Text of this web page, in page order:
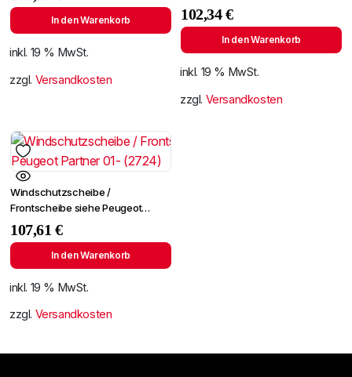
In den Warenkorb
inkl. 19 % MwSt.
zzgl. Versandkosten
Lichtingo 96- +Spiegelhalter
102,34€
In den Warenkorb
inkl. 19 % MwSt.
zzgl. Versandkosten
Windschutzscheibe /
Frontscheibe siehe Peugeot
Partner 01- (2724)
107,61€
In den Warenkorb
inkl. 19 % MwSt.
zzgl. Versandkosten